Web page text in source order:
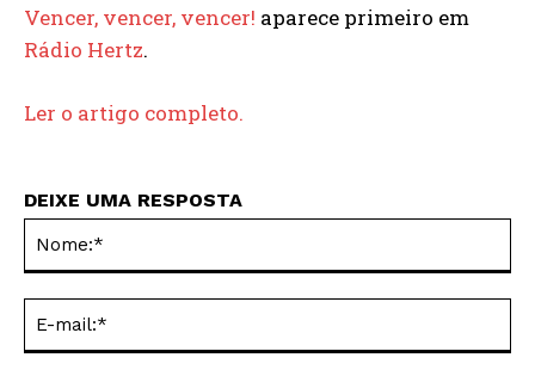
Vencer, vencer, vencer! aparece primeiro em
Rádio Hertz.
Ler o artigo completo.
DEIXE UMA RESPOSTA